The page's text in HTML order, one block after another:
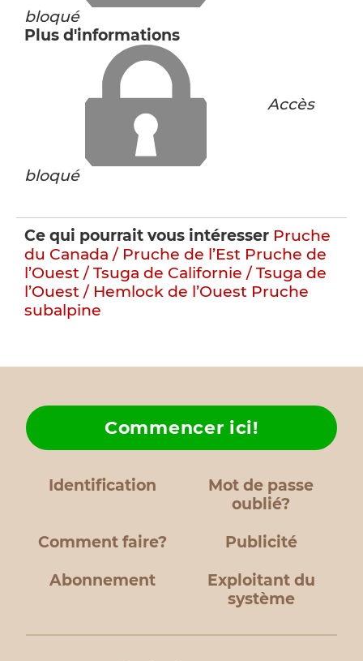
bloqué
Plus d'informations
Accès
bloqué
Ce qui pourrait vous intéresser Pruche
du Canada / Pruche de l’Est Pruche de
l’Ouest / Tsuga de Californie / Tsuga de
l’Ouest / Hemlock de l’Ouest Pruche
subalpine
Identification
Mot de passe
oublié?
Comment faire?
Commencer ici!
Publicité
Abonnement
Exploitant du
système